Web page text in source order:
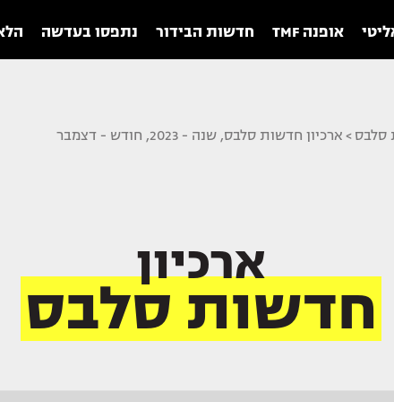
אופנה TMF חדשות הבידור נתפסו בעדשה
סלבס > ארכיון חדשות סלבס, שנה - 2023, חודש - דצמבר
ארכיון
חדשות סלבס